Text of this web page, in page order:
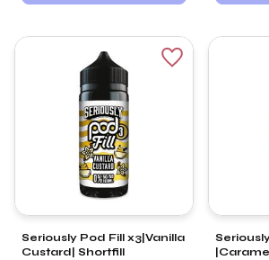
Seriously Pod Fill x3|Vanilla
Custard| Shortfill
Lägg till i